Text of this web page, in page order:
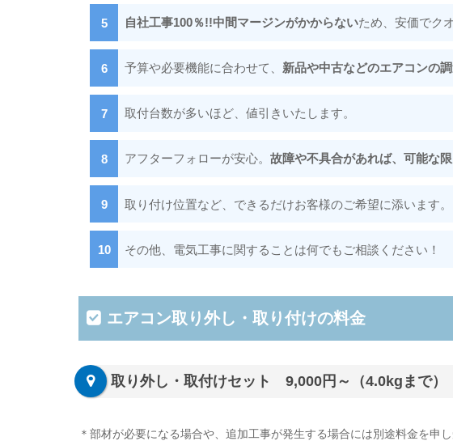
自社工事100％!!中間マージンがかからないため、安価でク
予算や必要機能に合わせて、 新品や中古などのエアコンの
取付台数が多いほど、値引きいたします。
アフターフォローが安心。 故障や不具合があれば、可能な
取り付け位置など、できるだけお客様のご希望に添います。
その他、電気工事に関することは何でもご相談ください！
エアコン取り外し・取り付けの料金
取り外し・取付けセット 9,000円～（4.0kgまで）
＊部材が必要になる場合や、追加工事が発生する場合には別途料金を申し